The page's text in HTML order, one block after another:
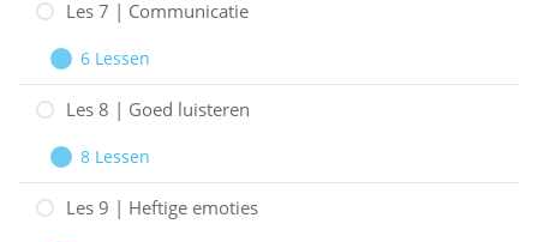
gedrag
6
Omgaan
met:
Les 7 | Communicatie
Uitbreiden
Les
7
Communicatie
6 Lessen
Les 8 | Goed luisteren
Uitbreiden
Les
8
8 Lessen
Les 9 | Heftige emoties